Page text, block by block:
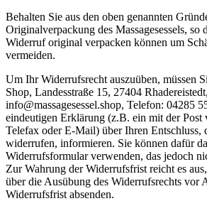
Behalten Sie aus den oben genannten
Originalverpackung des Massagesessels, so
Widerruf original verpacken können um
vermeiden.
Um Ihr Widerrufsrecht auszuüben, müssen
Shop, Landesstraße 15, 27404 Rhadereistedt,
info@massagesessel.shop, Telefon: 04285
eindeutigen Erklärung (z.B. ein mit der Post
Telefax oder E-Mail) über Ihren Entschluss,
widerrufen, informieren. Sie können dafür
Widerrufsformular verwenden, das jedoch
Zur Wahrung der Widerrufsfrist reicht es
über die Ausübung des Widerrufsrechts vor
Widerrufsfrist absenden.